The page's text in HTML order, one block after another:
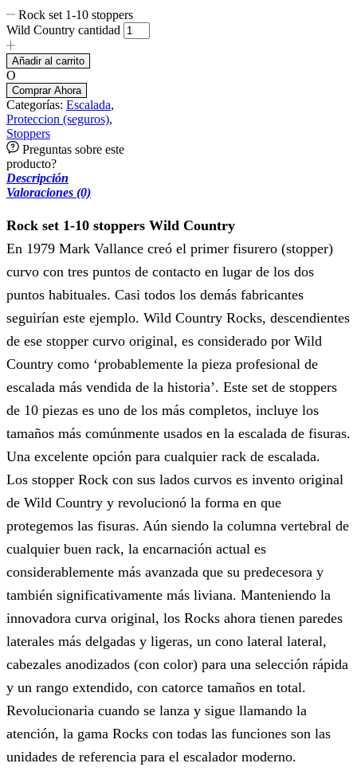
Rock set 1-10 stoppers
Wild Country cantidad
Añadir al carrito
O
Comprar Ahora
Categorías: Escalada,
Proteccion (seguros),
Stoppers
Preguntas sobre este
producto?
Descripción
Valoraciones (0)
Rock set 1-10 stoppers Wild Country
En 1979 Mark Vallance creó el primer fisurero (stopper)
curvo con tres puntos de contacto en lugar de los dos
puntos habituales. Casi todos los demás fabricantes
seguirían este ejemplo. Wild Country Rocks, descendientes
de ese stopper curvo original, es considerado por Wild
Country como ‘probablemente la pieza profesional de
escalada más vendida de la historia’. Este set de stoppers
de 10 piezas es uno de los más completos, incluye los
tamaños más comúnmente usados en la escalada de fisuras.
Una excelente opción para cualquier rack de escalada.
Los stopper Rock con sus lados curvos es invento original
de Wild Country y revolucionó la forma en que
protegemos las fisuras. Aún siendo la columna vertebral de
cualquier buen rack, la encarnación actual es
considerablemente más avanzada que su predecesora y
también significativamente más liviana. Manteniendo la
innovadora curva original, los Rocks ahora tienen paredes
laterales más delgadas y ligeras, un cono lateral lateral,
cabezales anodizados (con color) para una selección rápida
y un rango extendido, con catorce tamaños en total.
Revolucionaria cuando se lanza y sigue llamando la
atención, la gama Rocks con todas las funciones son las
unidades de referencia para el escalador moderno.